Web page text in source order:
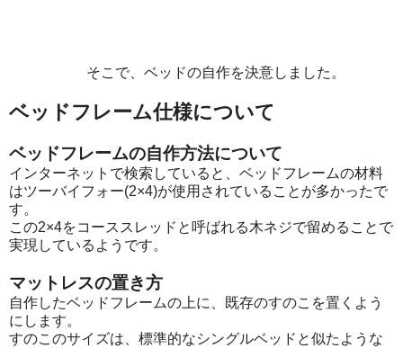
そこで、ベッドの自作を決意しました。
ベッドフレーム仕様について
ベッドフレームの自作方法について
インターネットで検索していると、ベッドフレームの材料
はツーバイフォー(2×4)が使用されていることが多かったで
す。
この2×4をコーススレッドと呼ばれる木ネジで留めることで
実現しているようです。
マットレスの置き方
自作したベッドフレームの上に、既存のすのこを置くよう
にします。
すのこのサイズは、標準的なシングルベッドと似たような